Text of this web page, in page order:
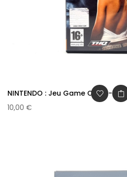
NINTENDO : Jeu Game Cube -...
10,00 €